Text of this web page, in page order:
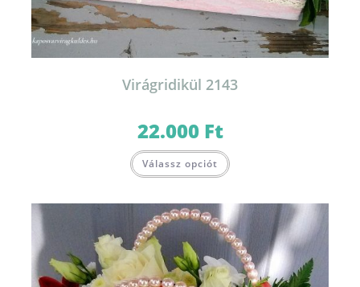
Virágridikül 2143
22.000 Ft
Válassz opciót